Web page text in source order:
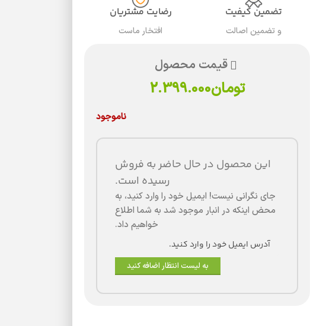
تضمین کیفیت
و تضمین اصالت
رضایت مشتریان
افتخار ماست
قیمت محصول
تومان2.399.000
ناموجود
این محصول در حال حاضر به فروش
رسیده است.
جای نگرانی نیست! ایمیل خود را وارد کنید، به
محض اینکه در انبار موجود شد به شما اطلاع
خواهیم داد.
به لیست انتظار اضافه کنید